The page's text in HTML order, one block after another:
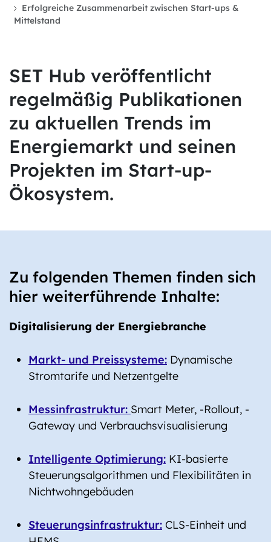
Erfolgreiche Zusammenarbeit zwischen Start-ups &
Mittelstand
SET Hub veröffentlicht
regelmäßig Publikationen
zu aktuellen Trends im
Energiemarkt und seinen
Projekten im Start-up-
Ökosystem.
Zu folgenden Themen finden sich
hier weiterführende Inhalte:
Digitalisierung der Energiebranche
Markt- und Preissysteme: Dynamische
Stromtarife und Netzentgelte
Messinfrastruktur: Smart Meter, -Rollout, -
Gateway und Verbrauchsvisualisierung
Intelligente Optimierung: KI-basierte
Steuerungsalgorithmen und Flexibilitäten in
Nichtwohngebäuden
Steuerungsinfrastruktur: CLS-Einheit und